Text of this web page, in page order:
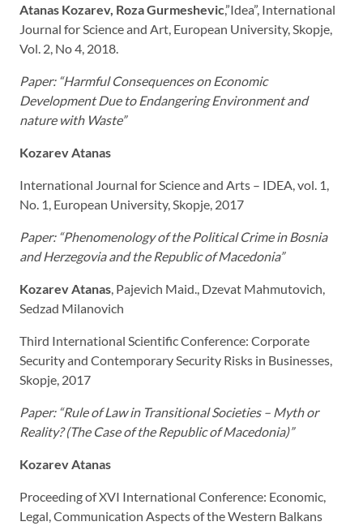
Atanas Kozarev, Roza Gurmeshevic,”Idea”, International
Journal for Science and Art, European University, Skopje,
Vol. 2, No 4, 2018.
Paper: “Harmful Consequences on Economic
Development Due to Endangering Environmentand
nature with Waste”
Kozarev Atanas
International Journal for Science and Arts – IDEA, vol. 1,
No. 1, European University, Skopje, 2017
Paper: “Phenomenology of the Political Crime in Bosnia
and Herzegovia and the Republic of Macedonia”
Kozarev Atanas , Pajevich Maid., Dzevat Mahmutovich,
Sedzad Milanovich
Third International Scientific Conference: Corporate
Security and Contemporary Security Risks in Businesses,
Skopje, 2017
Paper: “Rule of Law in Transitional Societies – Myth or
Reality? (The Case of the Republic of Macedonia)”
Kozarev Atanas
Proceeding of XVI International Conference: Economic,
Legal, Communication Aspects of the Western Balkans